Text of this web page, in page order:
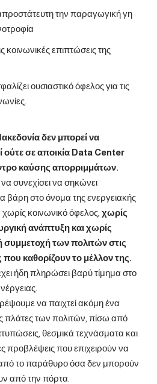
την παραγωγική γη
κοινωνικές επιπτώσεις της
ουσιαστικό όφελος για τις
δεν μπορεί να
ούτε σε αποικία Data Center
καύσης απορριμμάτων.
συνεχίσει να σηκώνει
βάρη στο όνομα της ενεργειακής
κοινωνικό όφελος, χωρίς
ανάπτυξη και χωρίς
συμμετοχή των πολιτών στις
καθορίζουν το μέλλον της.
ήδη πληρώσει βαρύ τίμημα στο
να παιχτεί ακόμη ένα
πλάτες των πολιτών, πίσω από
θεσμικά τεχνάσματα και
προβλέψεις που επιχειρούν να
το παράθυρο όσα δεν μπορούν
από την πόρτα.